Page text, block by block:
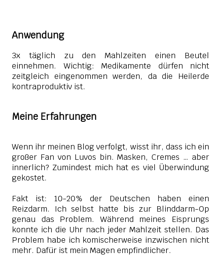
Anwendung
3x täglich zu den Mahlzeiten einen Beutel
einnehmen. Wichtig: Medikamente dürfen nicht
zeitgleich eingenommen werden, da die Heilerde
kontraproduktiv ist.
Meine Erfahrungen
Wenn ihr meinen Blog verfolgt, wisst ihr, dass ich ein
großer Fan von Luvos bin. Masken, Cremes … aber
innerlich? Zumindest mich hat es viel Überwindung
gekostet.
Fakt ist: 10-20% der Deutschen haben einen
Reizdarm. Ich selbst hatte bis zur Blinddarm-Op
genau das Problem. Während meines Eisprungs
konnte ich die Uhr nach jeder Mahlzeit stellen. Das
Problem habe ich komischerweise inzwischen nicht
mehr. Dafür ist mein Magen empfindlicher.